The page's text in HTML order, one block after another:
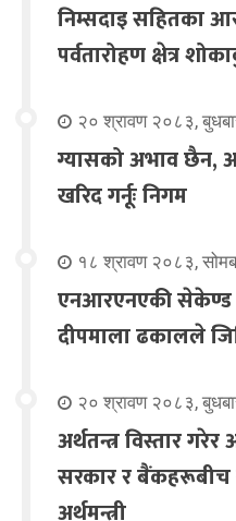
निम्सदाइ सहितका
पर्वतारोहण क्षेत्र
२० श्रावण २०८३,
ग्यासको अभाव छैन,
खरिद गर्नूः निगम
१८ श्रावण २०८३,
एनआरएनएकी सेकेण्ड
दीपमाला ढकालले
२० श्रावण २०८३,
अर्थतन्त्र विस्तार
सरकार र बैंकहरूबीच